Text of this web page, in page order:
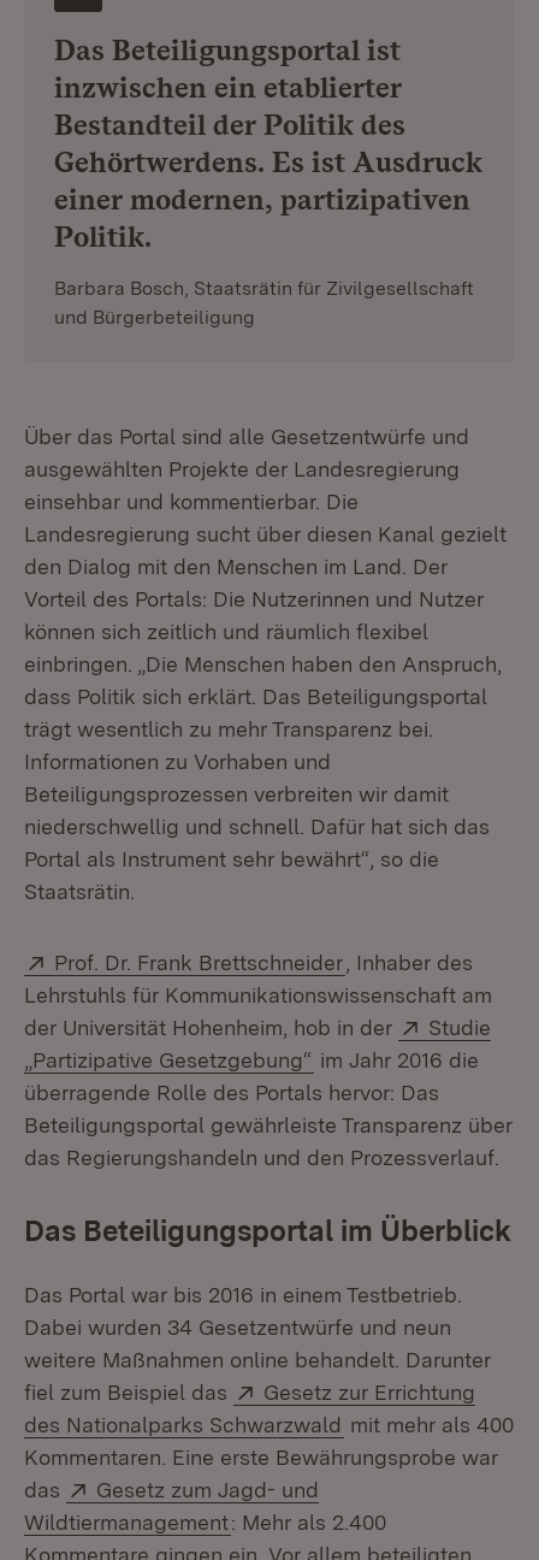
Das Beteiligungsportal ist
inzwischen ein etablierter
Bestandteil der Politik des
Gehörtwerdens. Es ist Ausdruck
einer modernen, partizipativen
Politik.
Barbara Bosch, Staatsrätin für Zivilgesellschaft
und Bürgerbeteiligung
Über das Portal sind alle Gesetzentwürfe und
ausgewählten Projekte der Landesregierung
einsehbar und kommentierbar. Die
Landesregierung sucht über diesen Kanal gezielt
den Dialog mit den Menschen im Land. Der
Vorteil des Portals: Die Nutzerinnen und Nutzer
können sich zeitlich und räumlich flexibel
einbringen. „Die Menschen haben den Anspruch,
dass Politik sich erklärt. Das Beteiligungsportal
trägt wesentlich zu mehr Transparenz bei.
Informationen zu Vorhaben und
Beteiligungsprozessen verbreiten wir damit
niederschwellig und schnell. Dafür hat sich das
Portal als Instrument sehr bewährt“, so die
Staatsrätin.
Extern:
Prof. Dr. Frank Brettschneider (Öffnet in neuem
, Inhaber des
Lehrstuhls für Kommunikationswissenschaft am
der Universität Hohenheim, hob in der
Extern:
Studie
„Partizipative Gesetzgebung“ (Öffnet in neuem
im Jahr 2016 die
überragende Rolle des Portals hervor: Das
Beteiligungsportal gewährleiste Transparenz über
das Regierungshandeln und den Prozessverlauf.
Das Beteiligungsportal im Überblick
Das Portal war bis 2016 in einem Testbetrieb.
Dabei wurden 34 Gesetzentwürfe und neun
weitere Maßnahmen online behandelt. Darunter
fiel zum Beispiel das
Extern:
Gesetz zur Errichtung
des Nationalparks Schwarzwald (Öffnet in neuem
mit mehr als 400
Kommentaren. Eine erste Bewährungsprobe war
das
Extern:
Gesetz zum Jagd- und
Wildtiermanagement(Öffnet in neuem Fenster)
: Mehr als 2.400
Kommentare gingen ein. Vor allem beteiligten